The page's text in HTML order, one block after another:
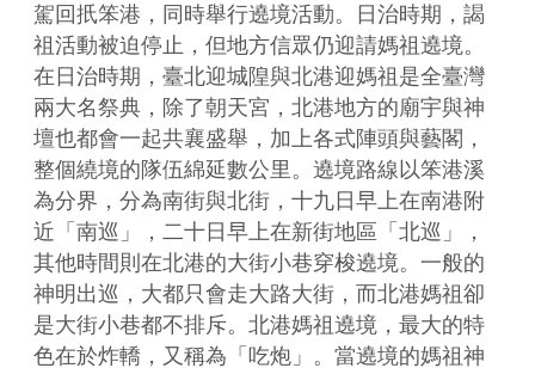
駕回扺笨港，同時舉行遶境活動。日治時期，謁
祖活動被迫停止，但地方信眾仍迎請媽祖遶境。
在日治時期，臺北迎城隍與北港迎媽祖是全臺灣
兩大名祭典，除了朝天宮，北港地方的廟宇與神
壇也都會一起共襄盛舉，加上各式陣頭與藝閣，
整個繞境的隊伍綿延數公里。遶境路線以笨港溪
為分界，分為南街與北街，十九日早上在南港附
近「南巡」，二十日早上在新街地區「北巡」，
其他時間則在北港的大街小巷穿梭遶境。一般的
神明出巡，大都只會走大路大街，而北港媽祖卻
是大街小巷都不排斥。北港媽祖遶境，最大的特
色在於炸轎，又稱為「吃炮」。當遶境的媽祖神